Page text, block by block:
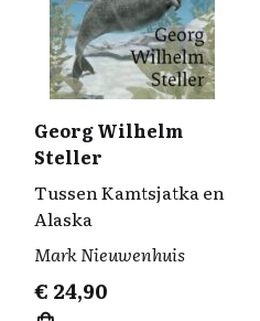
Georg Wilhelm
Steller
Tussen Kamtsjatka en
Alaska
Mark Nieuwenhuis
€ 24,90